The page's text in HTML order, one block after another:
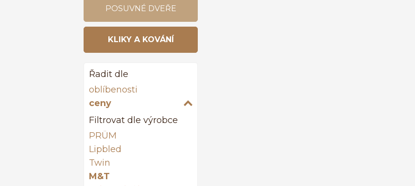
POSUVNÉ DVEŘE
KLIKY A KOVÁNÍ
Řadit dle
oblíbenosti
ceny
Filtrovat dle výrobce
PRÜM
Lipbled
Twin
M&T